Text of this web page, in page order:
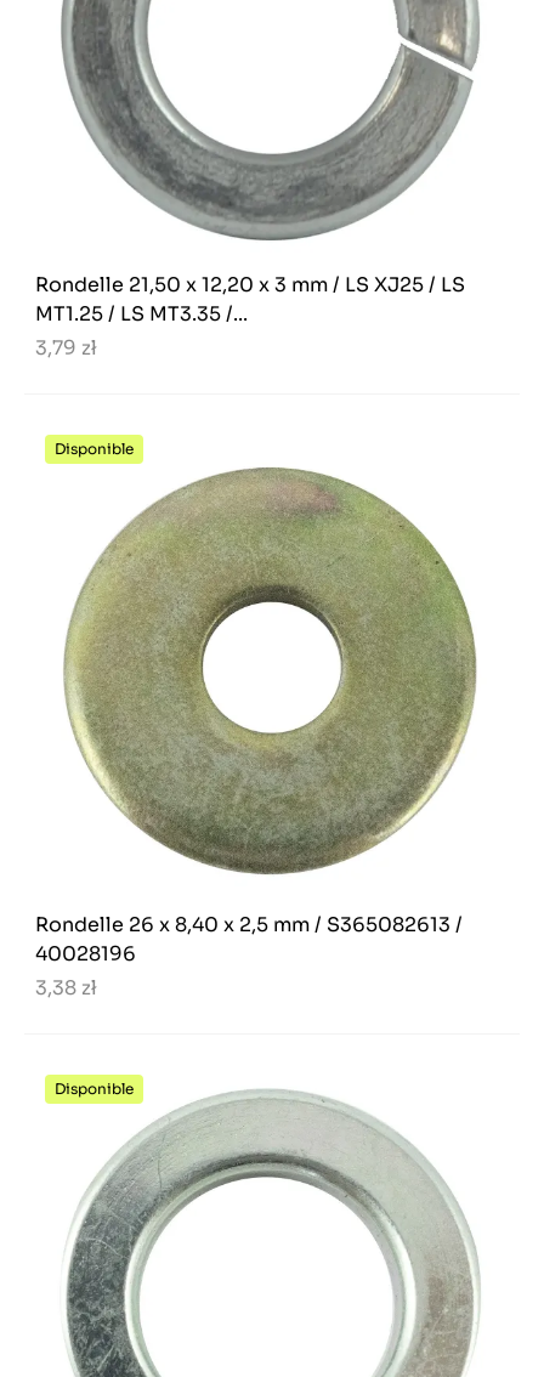
Rondelle 21,50 x 12,20 x 3 mm / LS XJ25 / LS
MT1.25 / LS MT3.35 /...
3,79 zł
Disponible
Rondelle 26 x 8,40 x 2,5 mm / S365082613 /
40028196
3,38 zł
Disponible